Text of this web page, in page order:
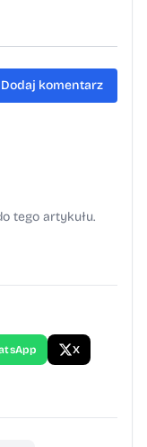
Dodaj komentarz
tego artykułu.
X